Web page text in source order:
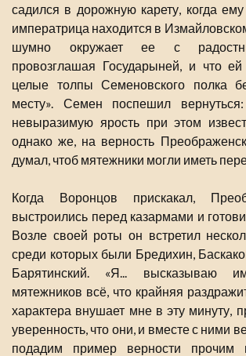
садился в дорожную карету, когда
императрица находится в
шумно окружает ее с
провозглашая Государыней, и что ей
целые толпы Семеновского полка
месту». Семен поспешил
невыразимую ярость при этом
однако же, на верность
думал, чтоб мятежники могли иметь
Когда Воронцов прискакал,
выстроились перед казармами и
Возле своей роты он встретил
среди которых были Бредихин,
Барятинский. «Я... высказываю
мятежников всё, что крайняя
характера внушает мне в эту минуту,
уверенность, что они, и вместе с ними
подадим пример верности прочим